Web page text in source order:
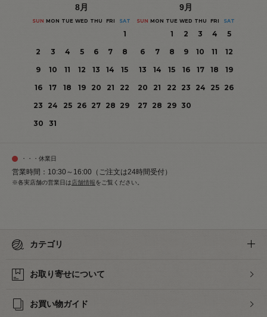
8月
SUN MON TUE WED THU FRI SAT
1
2
3 4 5 6 7
8
9
10 11 12 13 14
15
16
17 18 19 20 21
22
23
24 25 26 27 28 29
30
31
9月
SUN MON TUE WED THU FRI SAT
1 2 3 4
5
6
7 8 9 10 11
12
13
14 15 16 17 18
19
20
21 22 23 24 25
26
27 28 29 30
・・・休業日
営業時間：10:30～16:00（ご注文は24時間受付）
※各実店舗の営業日は 店舗情報をご覧ください。
カテゴリ
お取り寄せについて
お買い物ガイド